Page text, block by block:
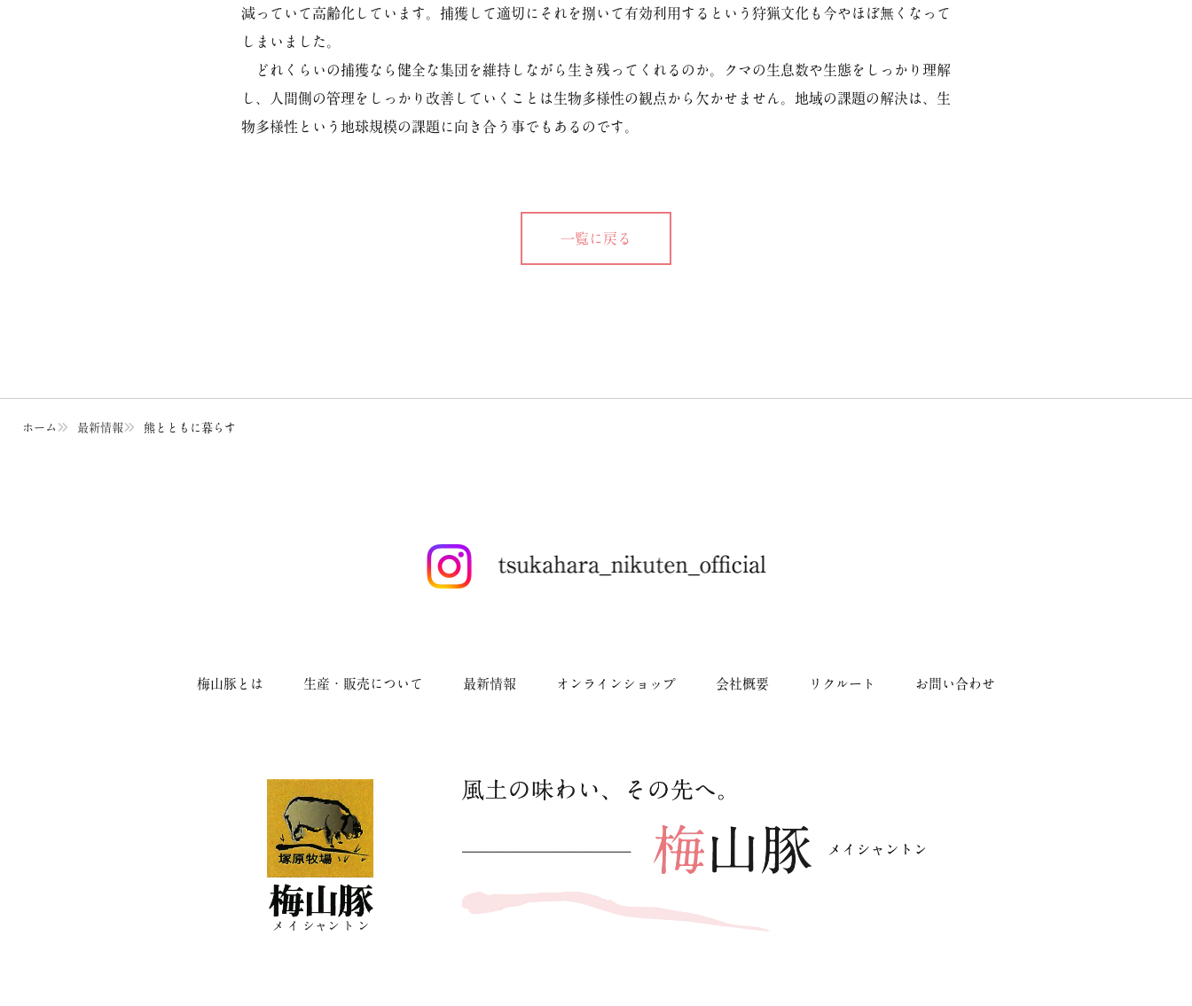
減っていて高齢化しています。捕獲して適切にそれを捌いて有効利用するという狩猟文化も今やほぼ無くなって
しまいました。
どれくらいの捕獲なら健全な集団を維持しながら生き残ってくれるのか。クマの生息数や生態をしっかり理解
し、人間側の管理をしっかり改善していくことは生物多様性の観点から欠かせません。地域の課題の解決は、生
物多様性という地球規模の課題に向き合う事でもあるのです。
一覧に戻る
ホーム 最新情報 熊とともに暮らす
梅山豚とは 生産・販売について 最新情報 オンラインショップ 会社概要 リクルート お問い合わせ